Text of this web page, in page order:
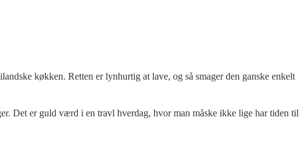
køkken. Retten er lynhurtig at lave, og så smager den ganske enkelt
Det er guld værd i en travl hverdag, hvor man måske ikke lige har tiden til